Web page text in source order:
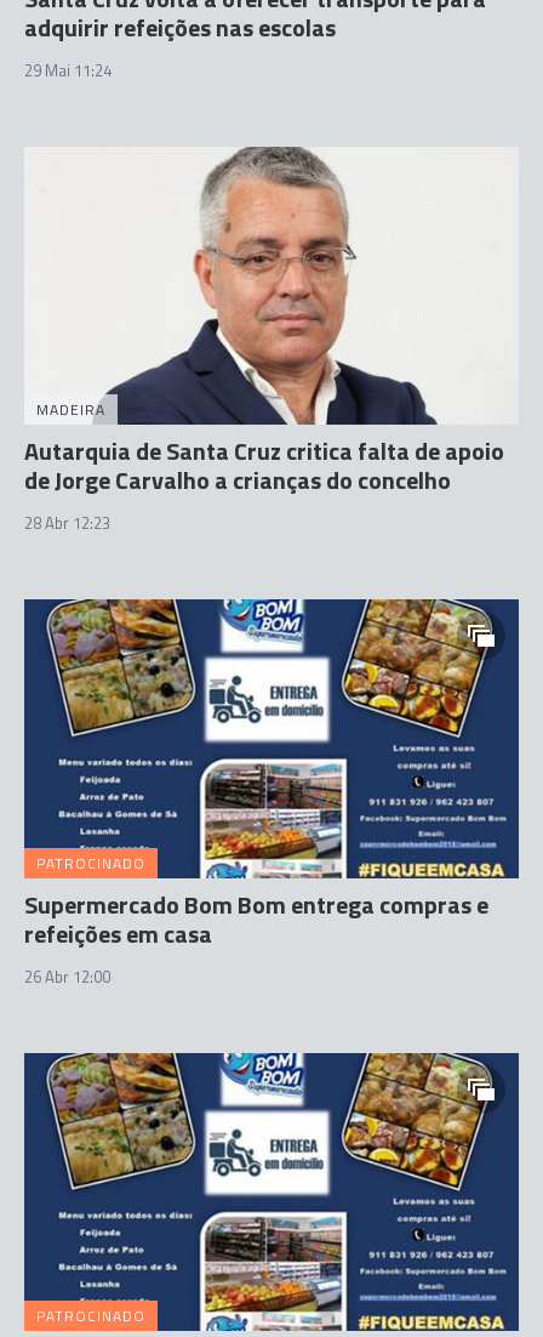
adquirir refeições nas escolas
29 Mai 11:24
MADEIRA
Autarquia de Santa Cruz critica falta de apoio
de Jorge Carvalho a crianças do concelho
28 Abr 12:23
PATROCINADO
Supermercado Bom Bom entrega compras e
refeições em casa
26 Abr 12:00
PATROCINADO